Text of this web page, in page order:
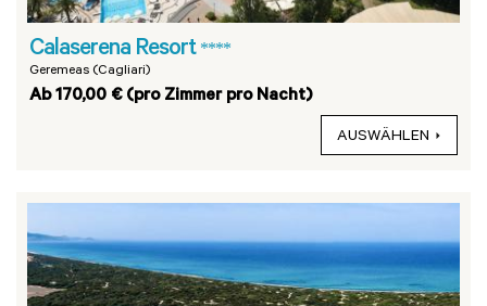
Calaserena Resort ****
Geremeas (Cagliari)
Ab 170,00 € (pro Zimmer pro Nacht)
AUSWÄHLEN